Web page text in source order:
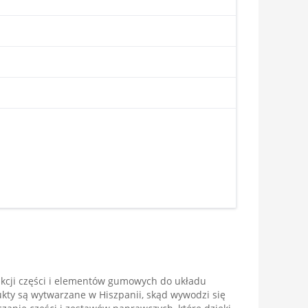
części i elementów gumowych do układu
są wytwarzane w Hiszpanii, skąd wywodzi się